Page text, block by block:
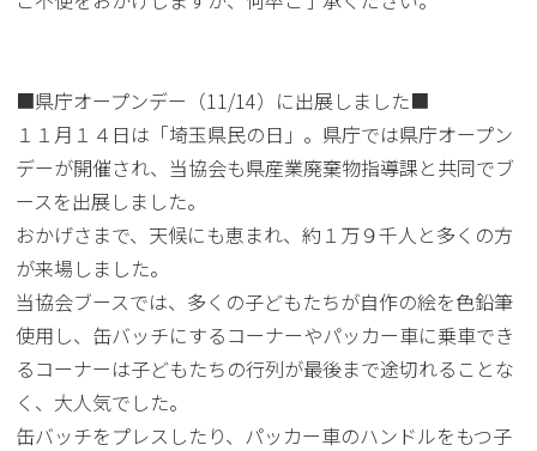
■県庁オープンデー（11/14）に出展しました■
１１月１４日は「埼玉県民の日」。県庁では県庁オープン
デーが開催され、当協会も県産業廃棄物指導課と共同でブ
ースを出展しました。
おかげさまで、天候にも恵まれ、約１万９千人と多くの方
が来場しました。
当協会ブースでは、多くの子どもたちが自作の絵を色鉛筆
使用し、缶バッチにするコーナーやパッカー車に乗車でき
るコーナーは子どもたちの行列が最後まで途切れることな
く、大人気でした。
缶バッチをプレスしたり、パッカー車のハンドルをもつ子